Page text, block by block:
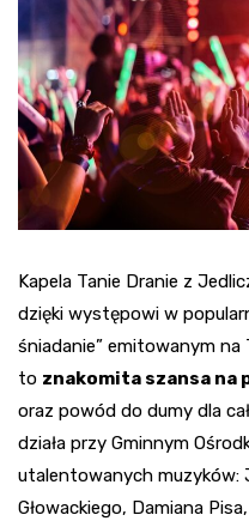
Kapela Tanie Dranie z
dzięki występowi w
śniadanie” emitowanym na
to znakomita szansa
oraz powód do dumy dla
działa przy Gminnym
utalentowanych muzyków:
Głowackiego, Damiana